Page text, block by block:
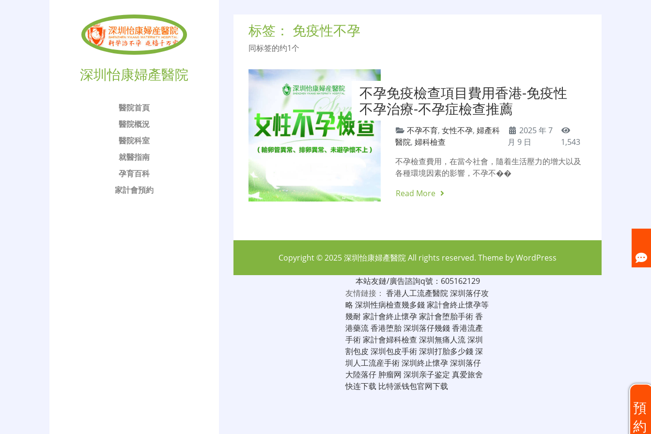
深圳怡康婦產醫院
醫院首頁
醫院概況
醫院科室
就醫指南
孕育百科
家計會預約
标签： 免疫性不孕
同标签的约1个
不孕免疫檢查項目費用香港-免疫性
不孕治療-不孕症檢查推薦
不孕不育,女性不孕,婦產科
醫院,婦科檢查
2025 年 7
月 9 日
1,543
不孕檢查費用，在當今社會，隨着生活壓力的增大以及
各種環境因素的影響，不孕不��
Read More
預
約
Copyright © 2025深圳怡康婦產醫院All rights reserved. Theme byWordPress
本站友鏈/廣告諮詢q號：605162129
友情鏈接： 香港人工流產醫院深圳落仔攻
略 深圳性病檢查幾多錢家計會終止懷孕等
幾耐家計會終止懷孕家計會堕胎手術香
港藥流香港堕胎深圳落仔幾錢香港流產
手術家計會婦科檢查 深圳無痛人流深圳
割包皮 深圳包皮手術深圳打胎多少錢深
圳人工流産手術深圳終止懷孕深圳落仔
大陸落仔 肿瘤网 深圳亲子鉴定 真爱旅舍
快连下载 比特派钱包官网下载